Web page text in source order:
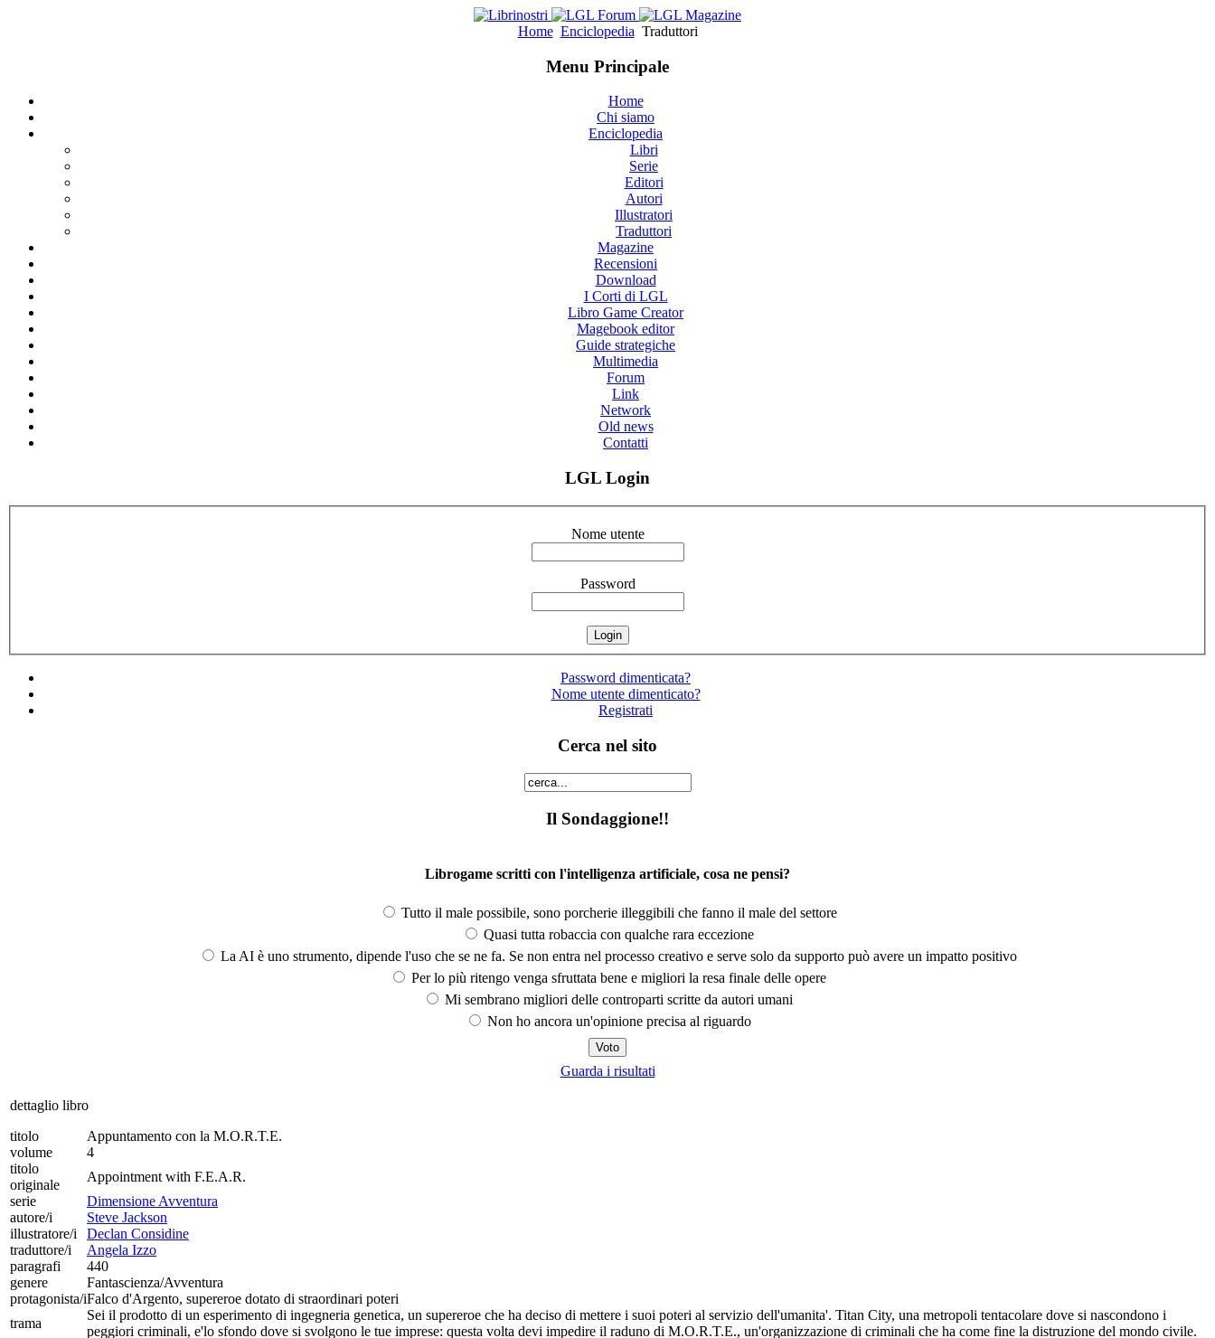
Home Enciclopedia Traduttori
Menu Principale
Home
Chi siamo
Enciclopedia
Libri
Serie
Editori
Autori
Illustratori
Traduttori
Magazine
Recensioni
Download
I Corti di LGL
Libro Game Creator
Magebook editor
Guide strategiche
Multimedia
Forum
Link
Network
Old news
Contatti
LGL Login
Nome utente
Password
Password dimenticata?
Nome utente dimenticato?
Registrati
Cerca nel sito
Il Sondaggione!!
Librogame scritti con l'intelligenza artificiale, cosa ne pensi?
Tutto il male possibile, sono porcherie illeggibili che fanno il male del settore
Quasi tutta robaccia con qualche rara eccezione
La AI è uno strumento, dipende l'uso che se ne fa. Se non entra nel processo creativo e serve solo da supporto può avere un impatto positivo
Per lo più ritengo venga sfruttata bene e migliori la resa finale delle opere
Mi sembrano migliori delle controparti scritte da autori umani
Non ho ancora un'opinione precisa al riguardo
Guarda i risultati
dettaglio libro
titolo
Appuntamento con la M.O.R.T.E.
volume
4
titolo
originale
Appointment with F.E.A.R.
serie
Dimensione Avventura
autore/i
Steve Jackson
illustratore/i
Declan Considine
traduttore/i
Angela Izzo
paragrafi
440
genere
Fantascienza/Avventura
protagonista/iFalco d'Argento, supereroe dotato di straordinari poteri
trama
Sei il prodotto di un esperimento di ingegneria genetica, un supereroe che ha deciso di mettere i suoi poteri al servizio dell'umanita'. Titan City, una metropoli tentacolare dove si nascondono i
peggiori criminali, e'lo sfondo dove si svolgono le tue imprese: questa volta devi impedire il raduno di M.O.R.T.E., un'organizzazione di criminali che ha come fine la distruzione del mondo civile.